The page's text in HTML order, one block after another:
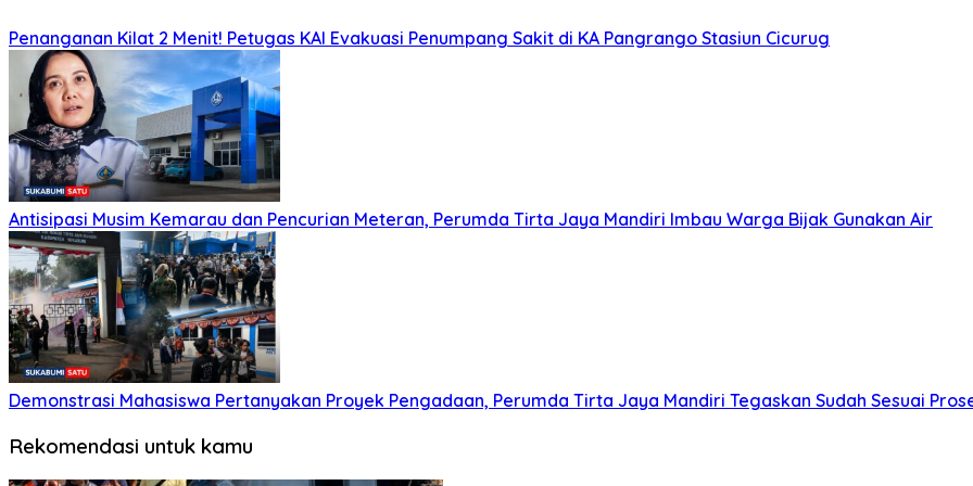
Penanganan Kilat 2 Menit! Petugas KAI Evakuasi Penumpang Sakit di KA Pangrango Stasiun Cicurug
Antisipasi Musim Kemarau dan Pencurian Meteran, Perumda Tirta Jaya Mandiri Imbau Warga Bijak Gunakan Air
Demonstrasi Mahasiswa Pertanyakan Proyek Pengadaan, Perumda Tirta Jaya Mandiri Tegaskan Sudah Sesuai
Rekomendasi untuk kamu